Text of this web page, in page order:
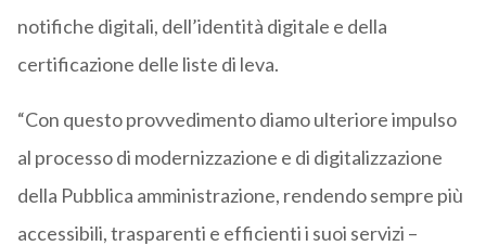
notifiche digitali, dell’identità digitale e della
certificazione delle liste di leva.
“Con questo provvedimento diamo ulteriore impulso
al processo di modernizzazione e di digitalizzazione
della Pubblica amministrazione, rendendo sempre più
accessibili, trasparenti e efficienti i suoi servizi –